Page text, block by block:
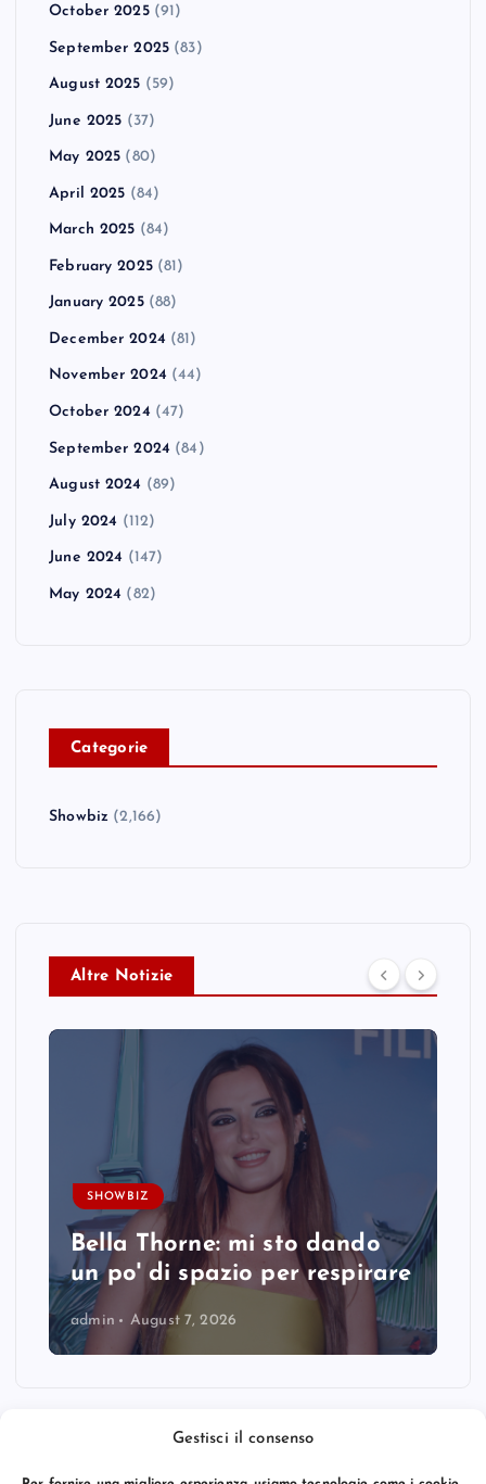
Gestisci il consenso
October 2025(91)
September 2025 (83)
August 2025 (59)
June 2025 (37)
May 2025 (80)
April 2025 (84)
March 2025 (84)
February 2025(81)
January 2025(88)
December 2024 (81)
November 2024 (44)
October 2024 (47)
September 2024 (84)
August 2024 (89)
July 2024 (112)
June 2024 (147)
May 2024 (82)
Categorie
Showbiz (2,166)
Altre Notizie
SHOWBIZ
Bella Thorne: mi sto dando
un po' di spazio per respirare
admin August 7, 2026